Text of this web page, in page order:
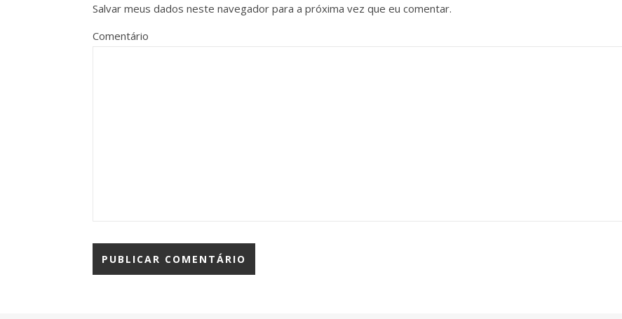
Salvar meus dados neste navegador para a próxima vez que eu comentar.
Comentário